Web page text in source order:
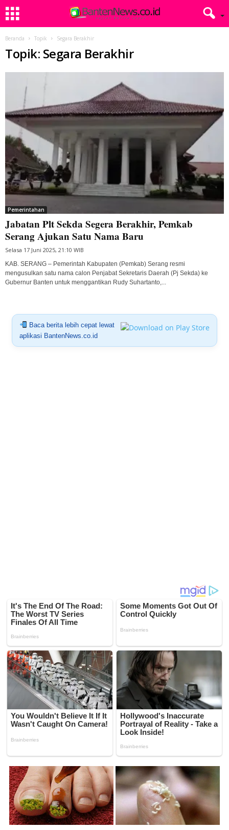
Beranda Topik Segara Berakhir
Topik: Segara Berakhir
Pemerintahan
Jabatan Plt Sekda Segera Berakhir, Pemkab
Serang Ajukan Satu Nama Baru
Selasa 17 Juni 2025, 21:10 WIB
KAB. SERANG – Pemerintah Kabupaten (Pemkab) Serang resmi
mengusulkan satu nama calon Penjabat Sekretaris Daerah (Pj Sekda) ke
Gubernur Banten untuk menggantikan Rudy Suhartanto,...
Baca berita lebih cepat lewat
aplikasi BantenNews.co.id